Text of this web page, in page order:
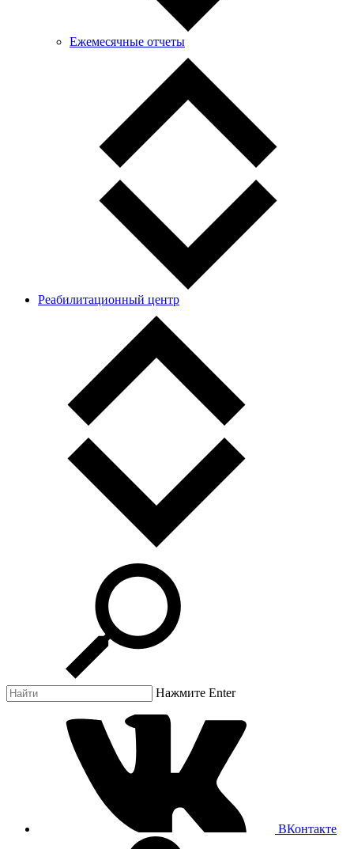
Ежемесячные отчеты
Реабилитационный центр
Нажмите Enter
ВКонтакте